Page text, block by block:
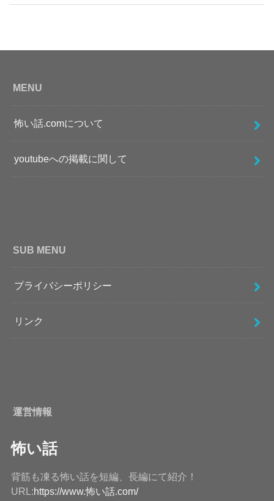
MENU
怖い話.comについて
youtubeへの掲載に関して
SUB MENU
プライバシーポリシー
リンク
運営情報
怖い話
背筋も凍る怖い話を短編、長編にて紹介！
URL:https://www.怖い話.com/